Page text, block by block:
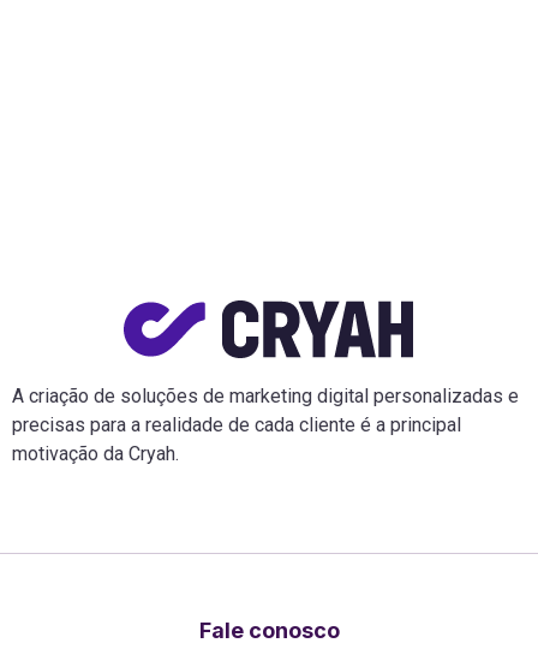
A criação de soluções de marketing digital personalizadas e
precisas para a realidade de cada cliente é a principal
motivação da Cryah.
Fale conosco